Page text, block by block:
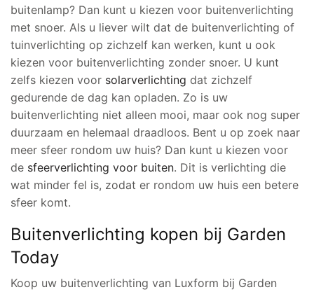
buitenlamp? Dan kunt u kiezen voor buitenverlichting
met snoer. Als u liever wilt dat de buitenverlichting of
tuinverlichting op zichzelf kan werken, kunt u ook
kiezen voor buitenverlichting zonder snoer. U kunt
zelfs kiezen voor solarverlichting dat zichzelf
gedurende de dag kan opladen. Zo is uw
buitenverlichting niet alleen mooi, maar ook nog super
duurzaam en helemaal draadloos. Bent u op zoek naar
meer sfeer rondom uw huis? Dan kunt u kiezen voor
de sfeerverlichting voor buiten. Dit is verlichting die
wat minder fel is, zodat er rondom uw huis een betere
sfeer komt.
Buitenverlichting kopen bij Garden
Today
Koop uw buitenverlichting van Luxform bij Garden